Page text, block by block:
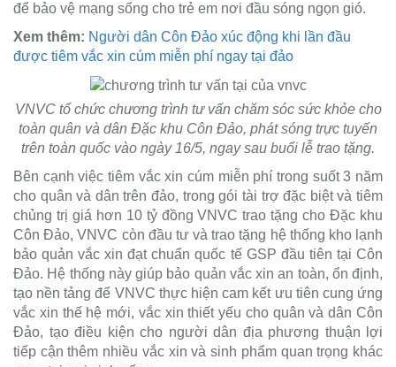
để bảo vệ mạng sống cho trẻ em nơi đầu sóng ngọn gió.
Xem thêm: Người dân Côn Đảo xúc động khi lần đầu
được tiêm vắc xin cúm miễn phí ngay tại đảo
VNVC tổ chức chương trình tư vấn chăm sóc sức khỏe cho
toàn quân và dân Đặc khu Côn Đảo, phát sóng trực tuyến
trên toàn quốc vào ngày 16/5, ngay sau buổi lễ trao tặng.
Bên cạnh việc tiêm vắc xin cúm miễn phí trong suốt 3 năm
cho quân và dân trên đảo, trong gói tài trợ đặc biệt và tiêm
chủng trị giá hơn 10 tỷ đồng VNVC trao tặng cho Đặc khu
Côn Đảo, VNVC còn đầu tư và trao tặng hệ thống kho lạnh
bảo quản vắc xin đạt chuẩn quốc tế GSP đầu tiên tại Côn
Đảo. Hệ thống này giúp bảo quản vắc xin an toàn, ổn định,
tạo nền tảng để VNVC thực hiện cam kết ưu tiên cung ứng
vắc xin thế hệ mới, vắc xin thiết yếu cho quân và dân Côn
Đảo, tạo điều kiện cho người dân địa phương thuận lợi
tiếp cận thêm nhiều vắc xin và sinh phẩm quan trọng khác